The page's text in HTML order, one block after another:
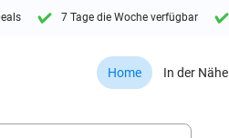
7 Tage die Woche verfügbar
Home In der Nähe